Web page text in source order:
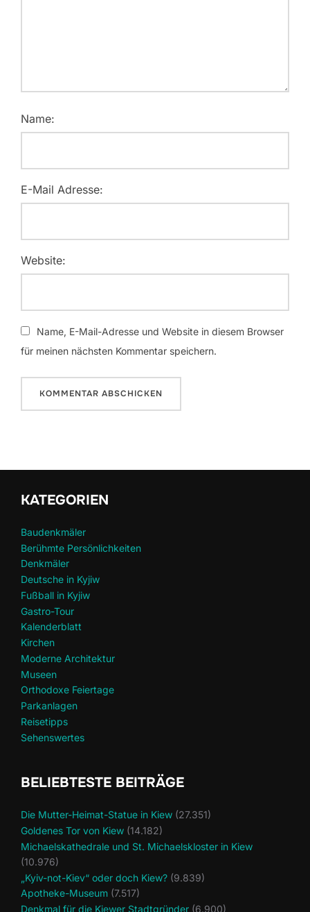
Name:
E-Mail Adresse:
Website:
Name, E-Mail-Adresse und Website in diesem Browser
für meinen nächsten Kommentar speichern.
KATEGORIEN
Baudenkmäler
Berühmte Persönlichkeiten
Denkmäler
Deutsche in Kyjiw
Fußball in Kyjiw
Gastro-Tour
Kalenderblatt
Kirchen
Moderne Architektur
Museen
Orthodoxe Feiertage
Parkanlagen
Reisetipps
Sehenswertes
BELIEBTESTE BEITRÄGE
Die Mutter-Heimat-Statue in Kiew (27.351)
Goldenes Tor von Kiew (14.182)
Michaelskathedrale und St. Michaelskloster in Kiew
(10.976)
„Kyiv-not-Kiev“ oder doch Kiew? (9.839)
Apotheke-Museum (7.517)
Denkmal für die Kiewer Stadtgründer (6.900)